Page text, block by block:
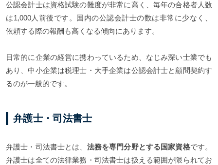
公認会計士は資格試験の難度が非常に高く、毎年の合格者人数
は1,000人前後です。国内の公認会計士の数は非常に少なく、
依頼する際の報酬も高くなる傾向にあります。
日常的に企業の経営に携わっているため、なじみ深い士業でも
あり、中小企業は税理士・大手企業は公認会計士と顧問契約す
るのが一般的です。
弁護士・司法書士
弁護士・司法書士とは、 法務を専門分野とする国家資格です。
弁護士は全ての法律業務・司法書士は扱える範囲が限られてお